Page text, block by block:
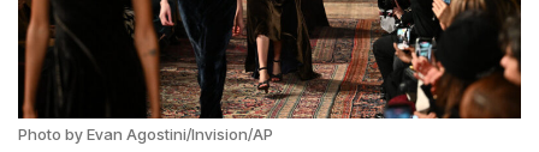
Photo by Evan Agostini/Invision/AP